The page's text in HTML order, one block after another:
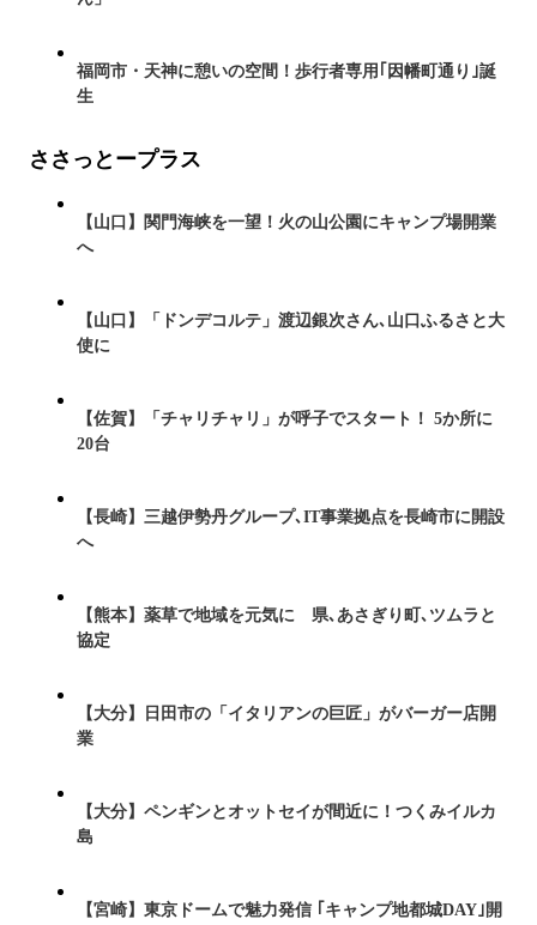
福岡市・天神に憩いの空間！歩行者専用｢因幡町通り｣誕
生
ささっとープラス
【山口】関門海峡を一望！火の山公園にキャンプ場開業
へ
【山口】「ドンデコルテ」渡辺銀次さん､山口ふるさと大
使に
【佐賀】「チャリチャリ」が呼子でスタート！ 5か所に
20台
【長崎】三越伊勢丹グループ､IT事業拠点を長崎市に開設
へ
【熊本】薬草で地域を元気に 県､あさぎり町､ツムラと
協定
【大分】日田市の「イタリアンの巨匠」がバーガー店開
業
【大分】ペンギンとオットセイが間近に！つくみイルカ
島
【宮崎】東京ドームで魅力発信 ｢キャンプ地都城DAY｣開